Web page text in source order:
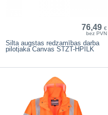
76,49 €
bez PVN
Silta augstas redzamības darba
pilotjaka Canvas STZT-HPILK